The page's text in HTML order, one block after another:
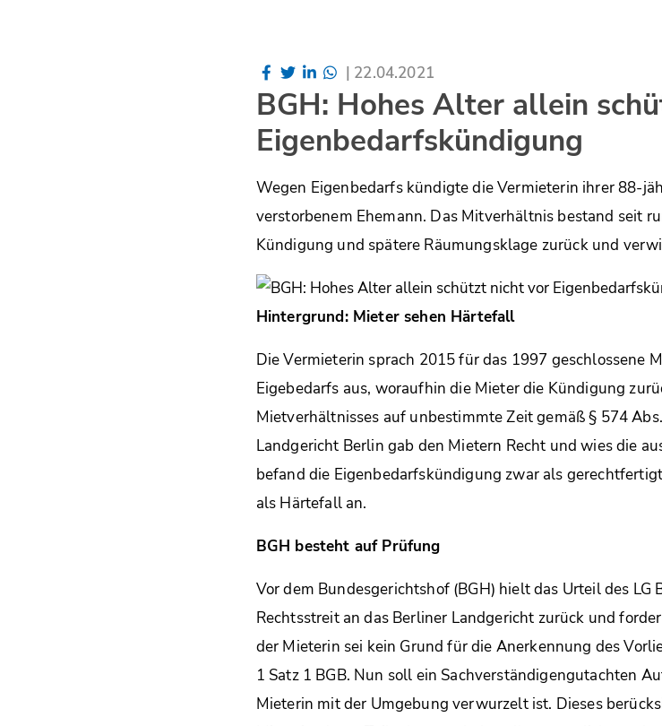
| 22.04.2021
BGH: Hohes Alter allein
Eigenbedarfskündigung
Wegen Eigenbedarfs kündigte die Vermieterin ihrer 88-
verstorbenem Ehemann. Das Mitverhältnis bestand seit
Kündigung und spätere Räumungsklage zurück und
Hintergrund: Mieter sehen Härtefall
Die Vermieterin sprach 2015 für das 1997 geschlossene
Eigebedarfs aus, woraufhin die Mieter die Kündigung
Mietverhältnisses auf unbestimmte Zeit gemäß § 574
Landgericht Berlin gab den Mietern Recht und wies die
befand die Eigenbedarfskündigung zwar als
als Härtefall an.
BGH besteht auf Prüfung
Vor dem Bundesgerichtshof (BGH) hielt das Urteil des LG
Rechtsstreit an das Berliner Landgericht zurück und
der Mieterin sei kein Grund für die Anerkennung des
1 Satz 1 BGB. Nun soll ein Sachverständigengutachten
Mieterin mit der Umgebung verwurzelt ist. Dieses